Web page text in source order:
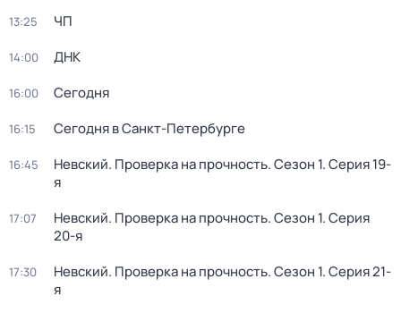
13:25 ЧП
14:00 ДНК
16:00 Сегодня
16:15 Сегодня в Санкт-Петербурге
16:45 Невский. Проверка на прочность. Сезон 1. Серия 19-
я
17:07 Невский. Проверка на прочность. Сезон 1. Серия
20-я
17:30 Невский. Проверка на прочность. Сезон 1. Серия 21-
я